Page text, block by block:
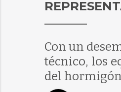
Con un
técnico, los
del